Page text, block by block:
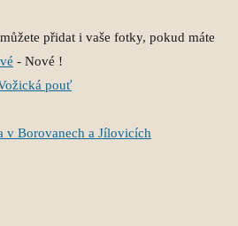
přidat i vaše fotky, pokud máte
- Nové !
pouť
v Borovanech a Jílovicích